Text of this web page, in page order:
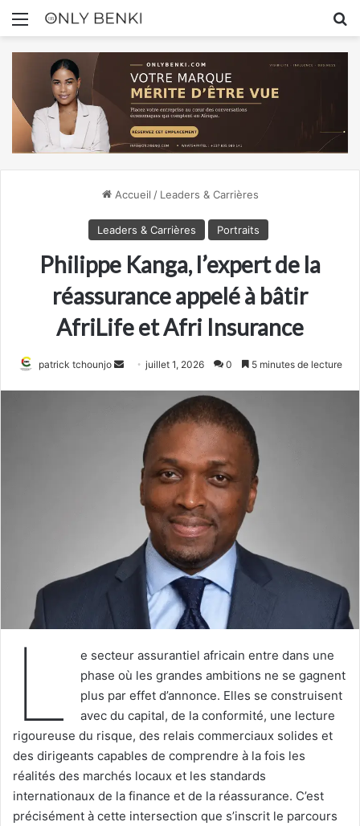
Menu
Accueil / Leaders & Carrières
Leaders & Carrières Portraits
Philippe Kanga, l’expert de la
réassurance appelé à bâtir
AfriLife et Afri Insurance
patrick tchounjo
Envoyerjuillet 1, 2026 0 5 minutes de lecture
L
e secteur assurantiel africain entre dans une
phase où les grandes ambitions ne se gagnent
plus par effet d’annonce. Elles se construisent
avec du capital, de la conformité, une lecture
rigoureuse du risque, des relais commerciaux solides et
des dirigeants capables de comprendre à la fois les
réalités des marchés locaux et les standards
internationaux de la finance et de la réassurance. C’est
précisément à cette intersection que s’inscrit le parcours